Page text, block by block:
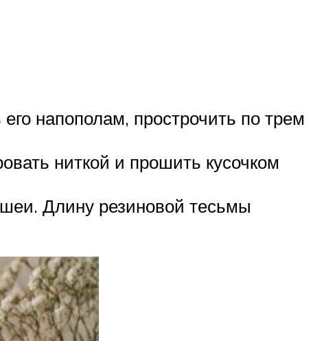
напополам, прострочить по трем
ниткой и прошить кусочком
шеи. Длину резиновой тесьмы